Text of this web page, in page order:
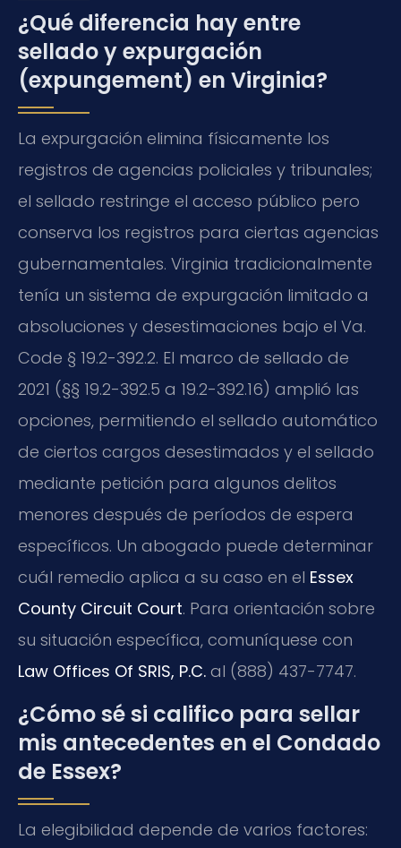
¿Qué diferencia hay entre
sellado y expurgación
(expungement) en Virginia?
La expurgación elimina físicamente los
registros de agencias policiales y tribunales;
el sellado restringe el acceso público pero
conserva los registros para ciertas agencias
gubernamentales. Virginia tradicionalmente
tenía un sistema de expurgación limitado a
absoluciones y desestimaciones bajo el Va.
Code § 19.2-392.2. El marco de sellado de
2021 (§§ 19.2-392.5 a 19.2-392.16) amplió las
opciones, permitiendo el sellado automático
de ciertos cargos desestimados y el sellado
mediante petición para algunos delitos
menores después de períodos de espera
específicos. Un abogado puede determinar
cuál remedio aplica a su caso en el Essex
County Circuit Court. Para orientación sobre
su situación específica, comuníquese con
Law Offices Of SRIS, P.C. al (888) 437-7747.
¿Cómo sé si califico para sellar
mis antecedentes en el Condado
de Essex?
La elegibilidad depende de varios factores: